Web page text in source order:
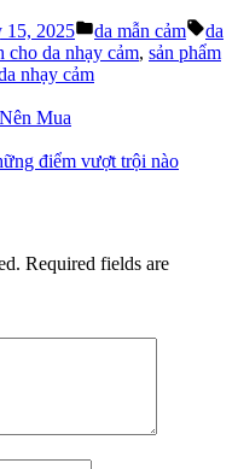
15, 2025
Posted
in
da mẫn cảm
da
cho da nhạy cảm, sản phẩm
nhạy cảm
Mua
điểm vượt trội nào
Required fields are